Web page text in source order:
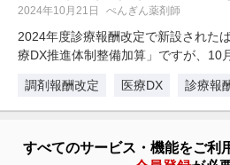
2024年10月21日 ぺんぎん薬剤師
2024年度診療報酬改定で新設された
療DX推進体制整備加算」ですが、10
調剤報酬改定
医療DX 診療報
すべてのサービス・機能をご利